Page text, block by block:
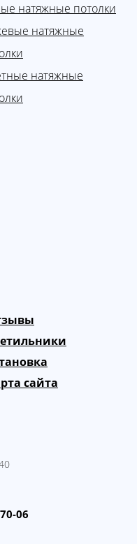
натяжные потолки
натяжные
натяжные
сайта
06